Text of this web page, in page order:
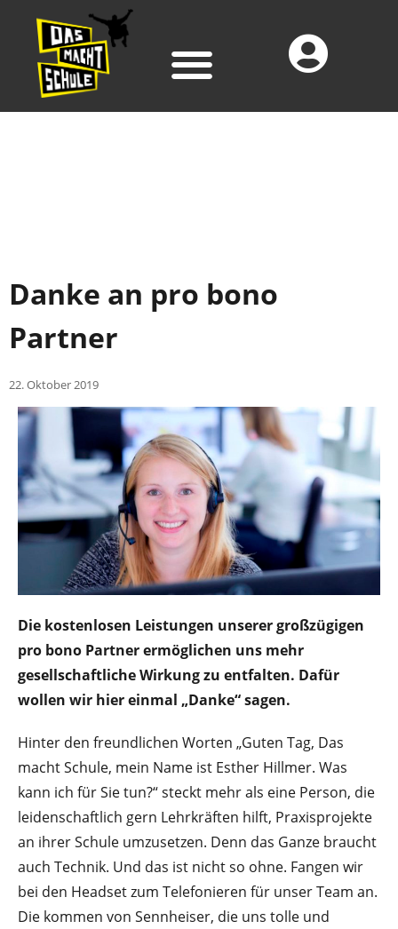
Danke an pro bono
Partner
22. Oktober 2019
Die kostenlosen Leistungen unserer großzügigen
pro bono Partner ermöglichen uns mehr
gesellschaftliche Wirkung zu entfalten. Dafür
wollen wir hier einmal „Danke“ sagen.
Hinter den freundlichen Worten „Guten Tag, Das
macht Schule, mein Name ist Esther Hillmer. Was
kann ich für Sie tun?“ steckt mehr als eine Person, die
leidenschaftlich gern Lehrkräften hilft, Praxisprojekte
an ihrer Schule umzusetzen. Denn das Ganze braucht
auch Technik. Und das ist nicht so ohne. Fangen wir
bei den Headset zum Telefonieren für unser Team an.
Die kommen von Sennheiser, die uns tolle und